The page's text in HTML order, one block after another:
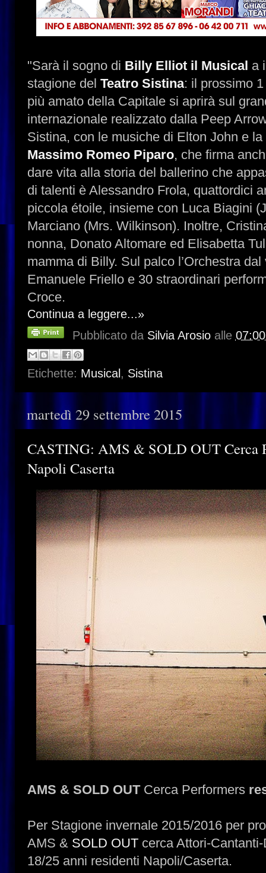
"Sarà il sogno di Billy Elliot il Musical a
stagione del Teatro Sistina: il prossimo
più amato della Capitale si aprirà sul
internazionale realizzato dalla Peep
Sistina, con le musiche di Elton John e
Massimo Romeo Piparo, che firma
dare vita alla storia del ballerino che
di talenti è Alessandro Frola, quattordici
piccola étoile, insieme con Luca Biagini
Marciano (Mrs. Wilkinson). Inoltre,
nonna, Donato Altomare ed Elisabetta
mamma di Billy. Sul palco l’Orchestra
Emanuele Friello e 30 straordinari
Croce.
Continua a leggere...»
Pubblicato da Silvia Arosio alle
Etichette: Musical , Sistina
martedì 29 settembre 2015
CASTING: AMS & SOLD OUT Cerca
Napoli Caserta
AMS & SOLD OUTCerca Performers
Per Stagione invernale 2015/2016 per
AMS & SOLD OUT cerca Attori-
18/25 anni residenti Napoli/Caserta.